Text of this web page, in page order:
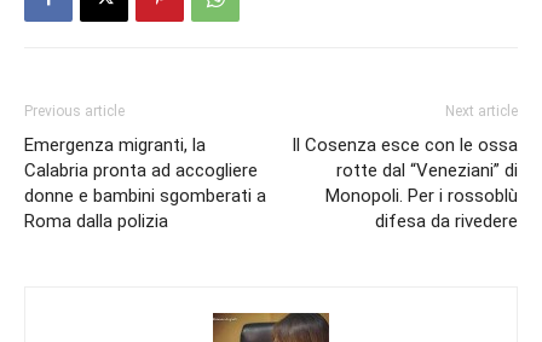
Previous article
Emergenza migranti, la
Calabria pronta ad accogliere
donne e bambini sgomberati a
Roma dalla polizia
Next article
Il Cosenza esce con le ossa
rotte dal “Veneziani” di
Monopoli. Per i rossoblù
difesa da rivedere